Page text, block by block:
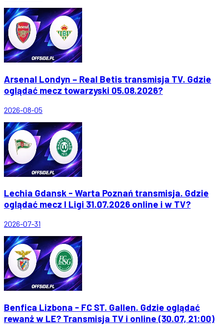
Arsenal Londyn – Real Betis transmisja TV. Gdzie
oglądać mecz towarzyski 05.08.2026?
2026-08-05
Lechia Gdansk - Warta Poznań transmisja. Gdzie
oglądać mecz I Ligi 31.07.2026 online i w TV?
2026-07-31
Benfica Lizbona - FC ST. Gallen. Gdzie oglądać
rewanż w LE? Transmisja TV i online (30.07, 21:00)